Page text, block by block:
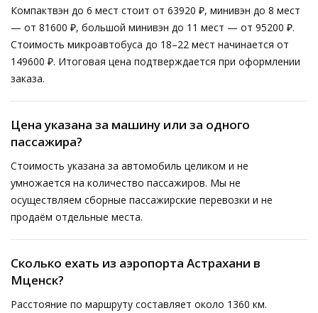
Компактвэн до 6 мест стоит от 63920 ₽, минивэн до 8 мест
— от 81600 ₽, большой минивэн до 11 мест — от 95200 ₽.
Стоимость микроавтобуса до 18–22 мест начинается от
149600 ₽. Итоговая цена подтверждается при оформлении
заказа.
Цена указана за машину или за одного
пассажира?
Стоимость указана за автомобиль целиком и не
умножается на количество пассажиров. Мы не
осуществляем сборные пассажирские перевозки и не
продаём отдельные места.
Сколько ехать из аэропорта Астрахани в
Мценск?
Расстояние по маршруту составляет около 1360 км.